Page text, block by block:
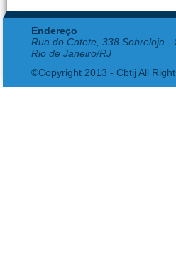
Endereço
Rua do Catete, 338 Sobreloja -
Rio de Janeiro/RJ
©Copyright 2013 - Cbtij All